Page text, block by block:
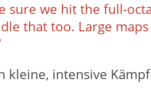
sure we hit the full-
that too. Large
kleine, intensive